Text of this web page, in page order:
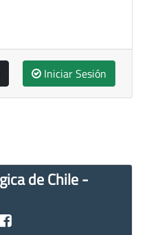
Iniciar Sesión
de Chile -